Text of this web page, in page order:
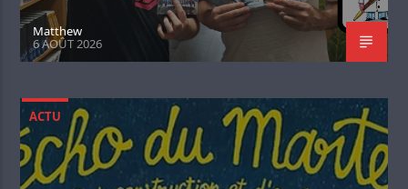
Matthew
6 AOÛT 2026
ACTU